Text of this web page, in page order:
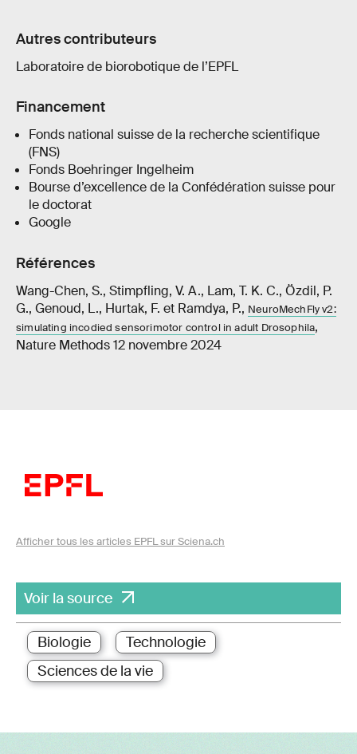
Autres contributeurs
Laboratoire de biorobotique de l’EPFL
Financement
Fonds national suisse de la recherche scientifique
(FNS)
Fonds Boehringer Ingelheim
Bourse d’excellence de la Confédération suisse pour
le doctorat
Google
Références
Wang-Chen, S., Stimpfling, V. A., Lam, T. K. C., Özdil, P.
G., Genoud, L., Hurtak, F. et Ramdya, P., NeuroMechFly v2:
simulating incodied sensorimotor control in adult Drosophila,
Nature Methods 12 novembre 2024
Afficher tous les articles EPFL sur Sciena.ch
Voir la source
Biologie
Technologie
Sciences de la vie